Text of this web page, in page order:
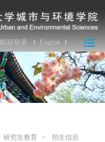
邮箱登录 English
研究生教育 > 招生信息